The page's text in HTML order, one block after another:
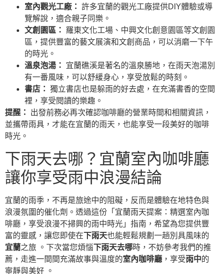
室內觀光工廠： 許多宜蘭的觀光工廠提供DIY體驗或導
覽解說，適合親子同樂。
文創園區：
羅東文化工場、中興文化創意園區等文創園
區，提供豐富的藝文展演和文創商品，可以消磨一下午
的時光。
溫泉泡湯：
宜蘭礁溪是著名的溫泉勝地，在雨天泡湯別
有一番風味，可以舒緩身心，享受放鬆的時刻。
書店： 獨立書店也是躲雨的好去處，在充滿書香的空間
裡，享受閱讀的樂趣。
提醒：
出發前務必再次確認咖啡廳的營業時間和相關資訊，
並攜帶雨具，才能在宜蘭的雨天，也能享受一段美好的咖啡
時光。
下雨天去哪？宜蘭室內咖啡廳
讓你享受雨中浪漫結論
宜蘭的雨季，不再是旅途中的阻礙，反而是體驗在地特色與
浪漫氛圍的催化劑。透過這份「宜蘭雨天提案：精選室內咖
啡廳，享受浪漫不掃興的雨中時光」指南，希望為您提供豐
富的靈感，讓您即使在下雨天也能輕鬆規劃一趟別具風味的
宜蘭之旅 。下次當您煩惱下雨天去哪時，不妨參考我們的推
薦，走進一間間充滿故事與溫度的室內咖啡廳 ，享受雨中的
寧靜與美好 。